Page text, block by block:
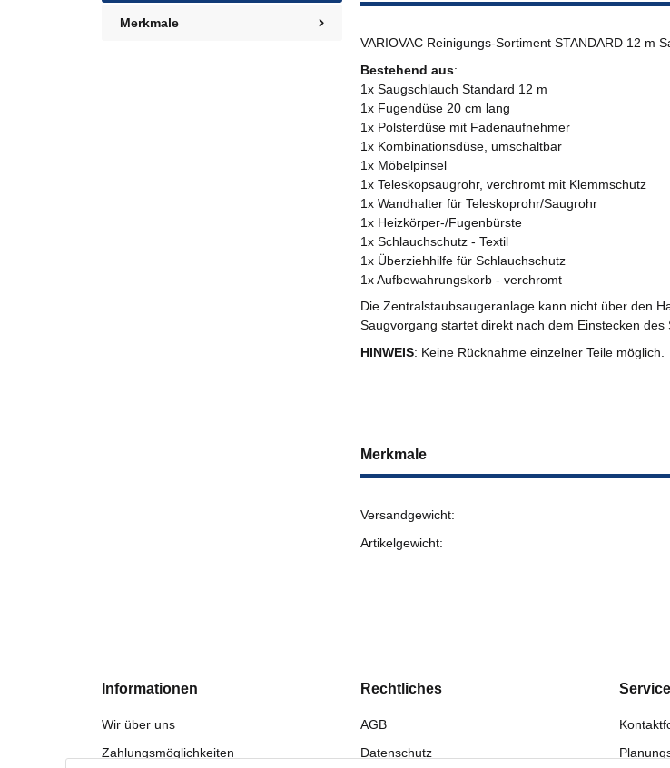
Merkmale
VARIOVAC Reinigungs-Sortiment STANDARD 12 m
Bestehend aus:
1x Saugschlauch Standard 12 m
1x Fugendüse 20 cm lang
1x Polsterdüse mit Fadenaufnehmer
1x Kombinationsdüse, umschaltbar
1x Möbelpinsel
1x Teleskopsaugrohr, verchromt mit Klemmschutz
1x Wandhalter für Teleskoprohr/Saugrohr
1x Heizkörper-/Fugenbürste
1x Schlauchschutz - Textil
1x Überziehhilfe für Schlauchschutz
1x Aufbewahrungskorb - verchromt
Die Zentralstaubsaugeranlage kann nicht über den
Saugvorgang startet direkt nach dem Einstecken
HINWEIS: Keine Rücknahme einzelner Teile möglich.
Merkmale
Versandgewicht:
Artikelgewicht:
Informationen
Wir über uns
Zahlungsmöglichkeiten
Rechtliches
AGB
Datenschutz
Service